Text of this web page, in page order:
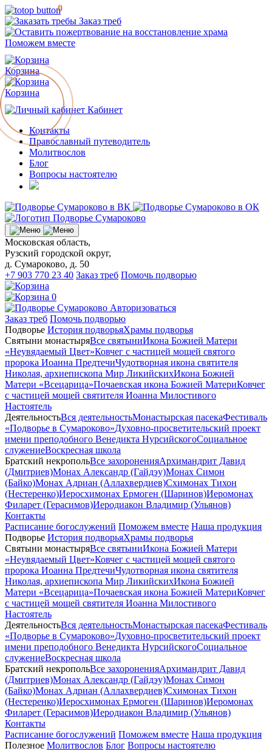
Заказ треб
Поможем вместе
Корзина
Корзина
0
Кабинет
Контакты
Православный путеводитель
Молитвослов
Блог
Вопросы настоятелю
Московская область,
Рузский городской округ,
д. Сумароково, д. 50
+7 903 770 23 40 Заказ треб Помочь подворью
0
Авторизоваться
Заказ треб Помочь подворью
Подворье История подворьяХрамы подворья
Святыни монастыряВсе святыниИкона Божией Матери
«Неувядаемый Цвет»Ковчег с частицей мощей святого
пророка Иоанна ПредтечиЧудотворная икона святителя
Николая, архиепископа Мир ЛикийскихИкона Божией
Матери «Всецарица»Почаевская икона Божией МатериКовчег
с частицей мощей святителя Иоанна Милостивого
Настоятель
ДеятельностьВся деятельностьМонастырская пасекаФестиваль
«Подворье в Сумароково»Духовно-просветительский проект
имени преподобного Венедикта НурсийскогоСоциальное
служениеВоскресная школа
Братский некропольВсе захороненияАрхимандрит Давид
(Дмитриев)Монах Александр (Гайдэу)Монах Симон
(Байко)Монах Адриан (Аллахвердиев)Схимонах Тихон
(Нестеренко)Иеросхимонах Ермоген (Шаринов)Иеромонах
Филарет (Герасимов)Иеродиакон Владимир (Ульянов)
Контакты
Расписание богослужений Поможем вместе Наша продукция
Подворье История подворьяХрамы подворья
Святыни монастыряВсе святыниИкона Божией Матери
«Неувядаемый Цвет»Ковчег с частицей мощей святого
пророка Иоанна ПредтечиЧудотворная икона святителя
Николая, архиепископа Мир ЛикийскихИкона Божией
Матери «Всецарица»Почаевская икона Божией МатериКовчег
с частицей мощей святителя Иоанна Милостивого
Настоятель
ДеятельностьВся деятельностьМонастырская пасекаФестиваль
«Подворье в Сумароково»Духовно-просветительский проект
имени преподобного Венедикта НурсийскогоСоциальное
служениеВоскресная школа
Братский некропольВсе захороненияАрхимандрит Давид
(Дмитриев)Монах Александр (Гайдэу)Монах Симон
(Байко)Монах Адриан (Аллахвердиев)Схимонах Тихон
(Нестеренко)Иеросхимонах Ермоген (Шаринов)Иеромонах
Филарет (Герасимов)Иеродиакон Владимир (Ульянов)
Контакты
Расписание богослужений Поможем вместе Наша продукция
Полезное Молитвослов Блог Вопросы настоятелю